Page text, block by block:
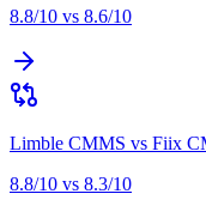
8.8/10 vs 8.6/10
Limble CMMS vs Fiix
8.8/10 vs 8.3/10